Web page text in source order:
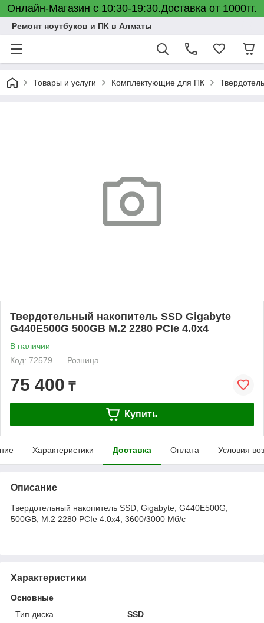
Онлайн-Магазин с 10:30-19:30.Доставка от 1000тг.
Ремонт ноутбуков и ПК в Алматы
Товары и услуги Комплектующие для ПК
Твердотельный накопитель SSD Gigabyte
G440E500G 500GB M.2 2280 PCIe 4.0x4
В наличии
Код: 72579
Розница
75 400 ₸
Купить
Характеристики Доставка Оплата Условия
Описание
Твердотельный накопитель SSD, Gigabyte, G440E500G,
500GB, M.2 2280 PCIe 4.0x4, 3600/3000 Мб/с
Характеристики
Основные
Тип диска
SSD